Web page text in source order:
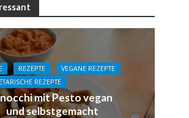
REZEPTE
VEGANE REZEPTE
REZEPTE
mit Pesto vegan
und selbstgemacht